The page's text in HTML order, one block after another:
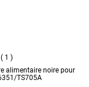
1
alimentaire noire pour
TS705A